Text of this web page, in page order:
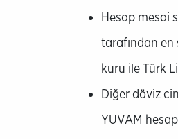
Hesap mesai
tarafından en
kuru ile Türk
Diğer döviz
YUVAM